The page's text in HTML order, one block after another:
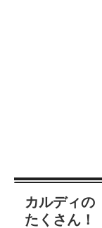
カルディの
たくさん！